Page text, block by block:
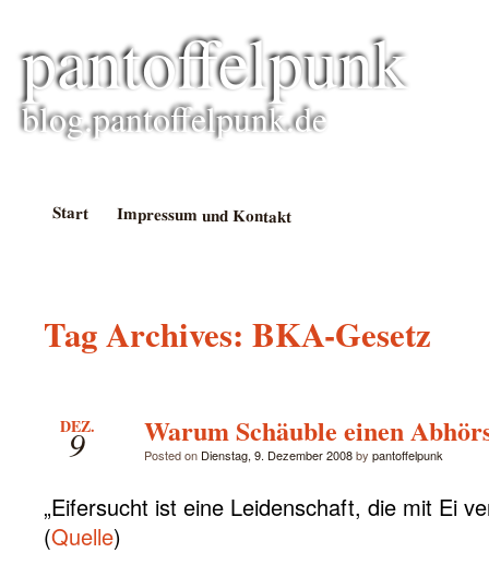
pantoffelpunk
blog.pantoffelpunk.de
Start Impressum und Kontakt
Tag Archives: BKA-Gesetz
DEZ.
9 Warum Schäuble einen
Posted on Dienstag, 9. Dezember 2008by pantoffelpunk
„Eifersucht ist eine Leidenschaft, die mit Ei
(Quelle)